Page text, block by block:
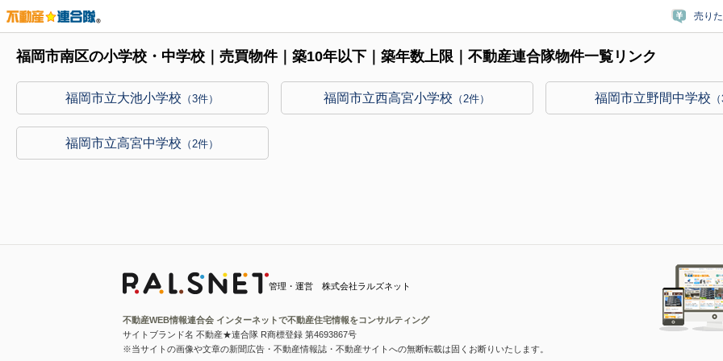
売り
福岡市南区の小学校・中学校｜売買物件｜築10年以下｜築年数上限｜不動産連合隊物件一覧リンク
福岡市立大池小学校 （3件） 福岡市立西高宮小学校 （2件） 福岡市立野間中学校
福岡市立高宮中学校 （2件）
管理・運営 株式会社ラルズネット
不動産WEB情報連合会 インターネットで不動産住宅情報をコンサルティング
サイトブランド名 不動産★連合隊 R商標登録 第4693867号
※当サイトの画像や文章の新聞広告・不動産情報誌・不動産サイトへの無断転載は固くお断りいたします。